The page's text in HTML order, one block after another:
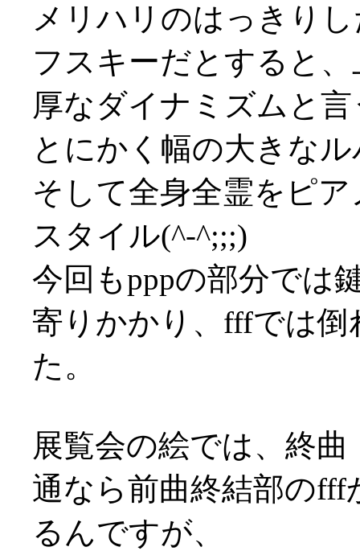
メリハリのはっきり
フスキーだとすると
厚なダイナミズムと
とにかく幅の大きな
そして全身全霊をピ
スタイル(^-^;;;)
今回もpppの部分では
寄りかかり、fffでは
た。
展覧会の絵では、終
通なら前曲終結部の
るんですが、